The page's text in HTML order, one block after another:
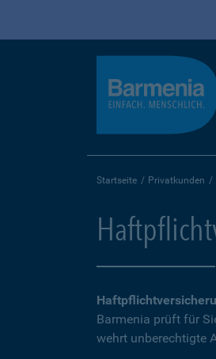
Startseite Privatkunden
Barmenia prüft für
wehrt unberechtigte